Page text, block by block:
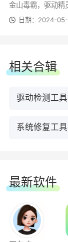
金山毒霸，驱动精
了我们查找官网下
日期：2024-
相关合辑
最新软件